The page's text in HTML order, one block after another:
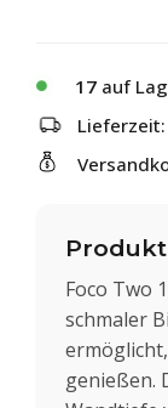
17 auf
Lieferzeit:
Foco Two
schmaler
genießen.